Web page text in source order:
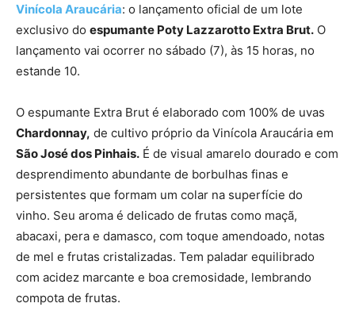
Vinícola Araucária: o lançamento oficial de um lote
exclusivo do espumante Poty Lazzarotto Extra Brut. O
lançamento vai ocorrer no sábado (7), às 15 horas, no
estande 10.
O espumante Extra Brut é elaborado com 100% de uvas
Chardonnay, de cultivo próprio da Vinícola Araucária em
São José dos Pinhais. É de visual amarelo dourado e com
desprendimento abundante de borbulhas finas e
persistentes que formam um colar na superfície do
vinho. Seu aroma é delicado de frutas como maçã,
abacaxi, pera e damasco, com toque amendoado, notas
de mel e frutas cristalizadas. Tem paladar equilibrado
com acidez marcante e boa cremosidade, lembrando
compota de frutas.